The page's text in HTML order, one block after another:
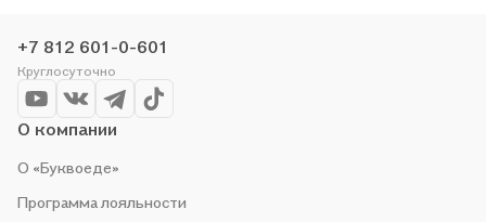
выгоду!
+7 812 601-0-601
Круглосуточно
О компании
О «Буквоеде»
Программа лояльности